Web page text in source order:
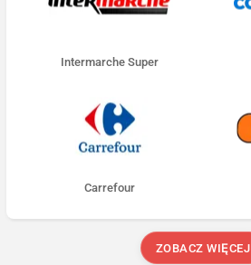
Intermarche Super
Carrefour
ZOBACZ WIĘCEJ